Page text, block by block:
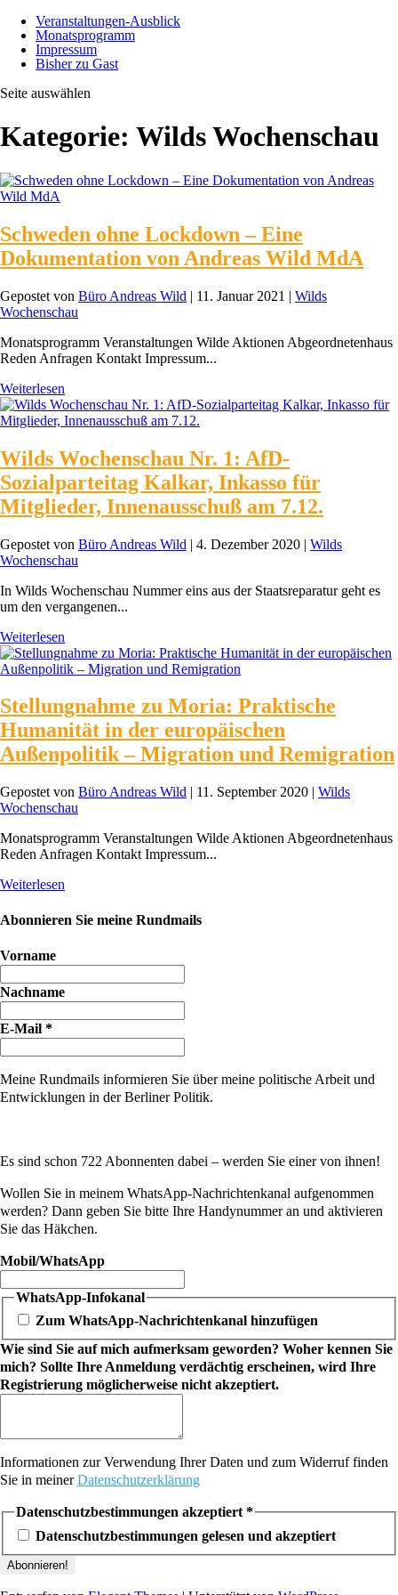
Veranstaltungen-Ausblick
Monatsprogramm
Impressum
Bisher zu Gast
Seite auswählen
Kategorie: Wilds Wochenschau
Schweden ohne Lockdown – Eine
Dokumentation von Andreas Wild MdA
Gepostet von Büro Andreas Wild | 11. Januar 2021 | Wilds
Wochenschau
Monatsprogramm Veranstaltungen Wilde Aktionen Abgeordnetenhaus
Reden Anfragen Kontakt Impressum...
Weiterlesen
Wilds Wochenschau Nr. 1: AfD-
Sozialparteitag Kalkar, Inkasso für
Mitglieder, Innenausschuß am 7.12.
Gepostet von Büro Andreas Wild | 4. Dezember 2020 | Wilds
Wochenschau
In Wilds Wochenschau Nummer eins aus der Staatsreparatur geht es
um den vergangenen...
Weiterlesen
Stellungnahme zu Moria: Praktische
Humanität in der europäischen
Außenpolitik – Migration und Remigration
Gepostet von Büro Andreas Wild | 11. September 2020 | Wilds
Wochenschau
Monatsprogramm Veranstaltungen Wilde Aktionen Abgeordnetenhaus
Reden Anfragen Kontakt Impressum...
Weiterlesen
Abonnieren Sie meine Rundmails
Vorname
Nachname
E-Mail *
Meine Rundmails informieren Sie über meine politische Arbeit und
Entwicklungen in der Berliner Politik.
Es sind schon 722 Abonnenten dabei – werden Sie einer von ihnen!
Wollen Sie in meinem WhatsApp-Nachrichtenkanal aufgenommen
werden? Dann geben Sie bitte Ihre Handynummer an und aktivieren
Sie das Häkchen.
Mobil/WhatsApp
WhatsApp-Infokanal
Zum WhatsApp-Nachrichtenkanal hinzufügen
Wie sind Sie auf mich aufmerksam geworden? Woher kennen Sie
mich? Sollte Ihre Anmeldung verdächtig erscheinen, wird Ihre
Registrierung möglicherweise nicht akzeptiert.
Informationen zur Verwendung Ihrer Daten und zum Widerruf finden
Sie in meinerDatenschutzerklärung
Datenschutzbestimmungen akzeptiert*
Datenschutzbestimmungen gelesen und akzeptiert